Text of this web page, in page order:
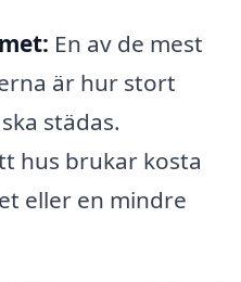
En av de mest
är hur stort
städas.
hus brukar kosta
eller en mindre